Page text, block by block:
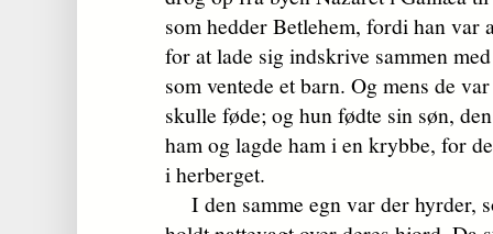
som hedder Betlehem, fordi han var
for at lade sig indskrive sammen
som ventede et barn. Og mens de
skulle føde; og hun fødte sin søn,
ham og lagde ham i en krybbe, for
i herberget.
I den samme egn var der hyrder,